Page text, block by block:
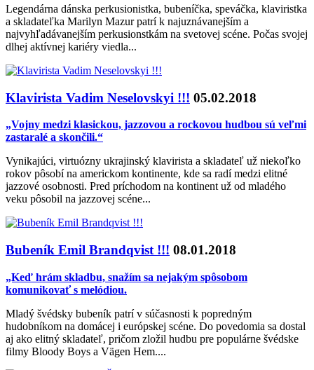
Legendárna dánska perkusionistka, bubeníčka, speváčka, klaviristka
a skladateľka Marilyn Mazur patrí k najuznávanejším a
najvyhľadávanejším perkusionstkám na svetovej scéne. Počas svojej
dlhej aktívnej kariéry viedla...
Klavirista Vadim Neselovskyi !!! 05.02.2018
„Vojny medzi klasickou, jazzovou a rockovou hudbou sú veľmi
zastaralé a skončili.“
Vynikajúci, virtuózny ukrajinský klavirista a skladateľ už niekoľko
rokov pôsobí na americkom kontinente, kde sa radí medzi elitné
jazzové osobnosti. Pred príchodom na kontinent už od mladého
veku pôsobil na jazzovej scéne...
Bubeník Emil Brandqvist !!! 08.01.2018
„Keď hrám skladbu, snažím sa nejakým spôsobom
komunikovať s melódiou.
Mladý švédsky bubeník patrí v súčasnosti k popredným
hudobníkom na domácej i európskej scéne. Do povedomia sa dostal
aj ako elitný skladateľ, pričom zložil hudbu pre populárne švédske
filmy Bloody Boys a Vägen Hem....